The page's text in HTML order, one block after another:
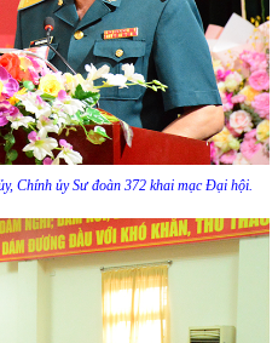
Chính ủy Sư đoàn 372 khai mạc Đại hội.